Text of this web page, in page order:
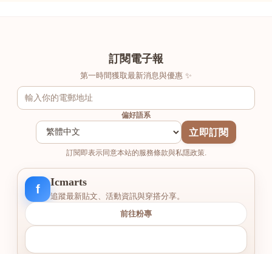
訂閱電子報
第一時間獲取最新消息與優惠 ✨
偏好語系
立即訂閱
訂閱即表示同意本站的服務條款與私隱政策.
f
Icmarts
追蹤最新貼文、活動資訊與穿搭分享。
前往粉專